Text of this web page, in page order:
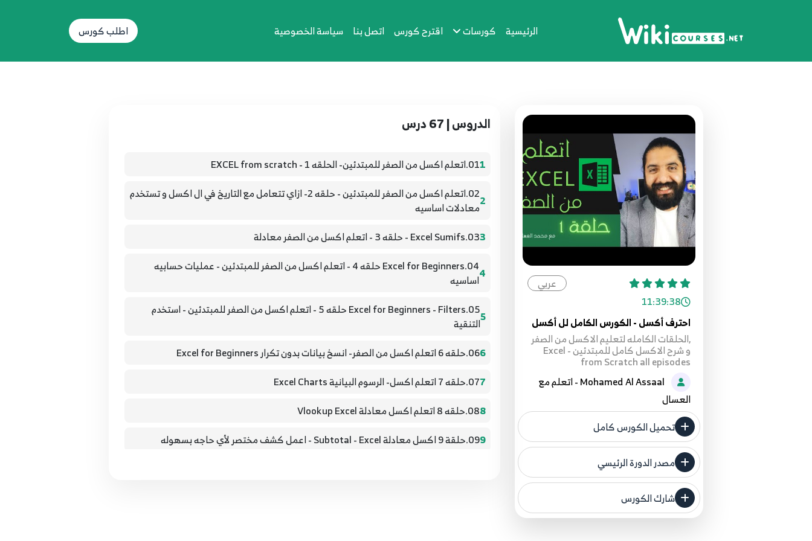
الرئيسية كورسات اقترح كورس اتصل بنا سياسة الخصوصية اطلب كورس
عربي
11:39:38
احترف أكسل - الكورس الكامل لل أكسل
,الحلقات الكامله لتعليم الاكسل من الصفر
و شرح الاكسل كامل للمبتدئين - Excel
from Scratch all episodes
Mohamed Al Assaal - اتعلم مع
العسال
تحميل الكورس كامل
مصدر الدورة الرئيسي
فنحن لا ندعي ملكية أي دورة ولهذا نضع
المصدر الأصلي لكم
مصدر الدورة الرئيسي
شارك الكورس
الدروس | 67 درس
101.اتعلم اكسل من الصفر للمبتدئين- الحلقه 1 - EXCEL from scratch
2
02.اتعلم اكسل من الصفر للمبتدئين - حلقه 2- ازاي تتعامل مع التاريخ في ال اكسل و تستخدم
معادلات اساسيه
303.Excel Sumifs - حلقه 3 - اتعلم اكسل من الصفر معادلة
4
04.Excel for Beginners حلقه 4 - اتعلم اكسل من الصفر للمبتدئين - عمليات حسابيه
اساسيه
5
05.Excel for Beginners - Filters حلقه 5 - اتعلم اكسل من الصفر للمبتدئين - استخدم
التنقية
606.حلقه 6 اتعلم اكسل من الصفر- انسخ بيانات بدون تكرار Excel for Beginners
707.حلقه 7 اتعلم اكسل- الرسوم البيانية Excel Charts
808.حلقه 8 اتعلم اكسل معادلة Vlookup Excel
909.حلقة 9 اكسل معادلة Subtotal - Excel - اعمل كشف مختصر لأي حاجه بسهوله